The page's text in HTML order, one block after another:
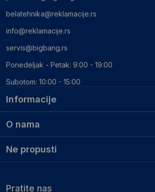
Informacije
O nama
Ne propusti
belatehnika@reklamacije.rs
info@reklamacije.rs
servis@bigbang.rs
Ponedeljak - Petak: 9:00 - 19:00
Subotom: 10:00 - 15:00
Pratite nas